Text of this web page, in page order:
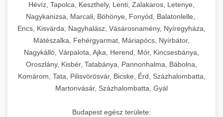
Hévíz, Tapolca, Keszthely, Lenti, Zalakaros, Letenye,
Nagykanizsa, Marcali, Böhönye, Fonyód, Balatonlelle,
Encs, Kisvárda, Nagyhalász, Vásárosnamény, Nyíregyháza,
Mátészalka, Fehérgyarmat, Máriapócs, Nyírbátor,
Nagykálló, Várpalota, Ajka, Herend, Mór, Kincsesbánya,
Oroszlány, Kisbér, Tatabánya, Pannonhalma, Bábolna,
Komárom, Tata, Pilisvörösvár, Bicske, Érd, Százhalombatta,
Martonvásár, Százhalombatta, Gyál
Budapest egész területe: